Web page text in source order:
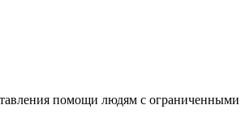
помощи людям с